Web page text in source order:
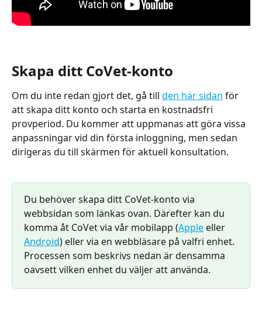
Skapa ditt CoVet-konto
Om du inte redan gjort det, gå till den här sidan för
att skapa ditt konto och starta en kostnadsfri
provperiod. Du kommer att uppmanas att göra vissa
anpassningar vid din första inloggning, men sedan
dirigeras du till skärmen för aktuell konsultation.
Du behöver skapa ditt CoVet-konto via
webbsidan som länkas ovan. Därefter kan du
komma åt CoVet via vår mobilapp (Apple eller
Android) eller via en webbläsare på valfri enhet.
Processen som beskrivs nedan är densamma
oavsett vilken enhet du väljer att använda.